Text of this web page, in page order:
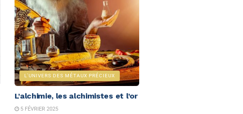
L'UNIVERS DES MÉTAUX PRÉCIEUX
L’alchimie, les alchimistes et l’or
5 FÉVRIER 2025